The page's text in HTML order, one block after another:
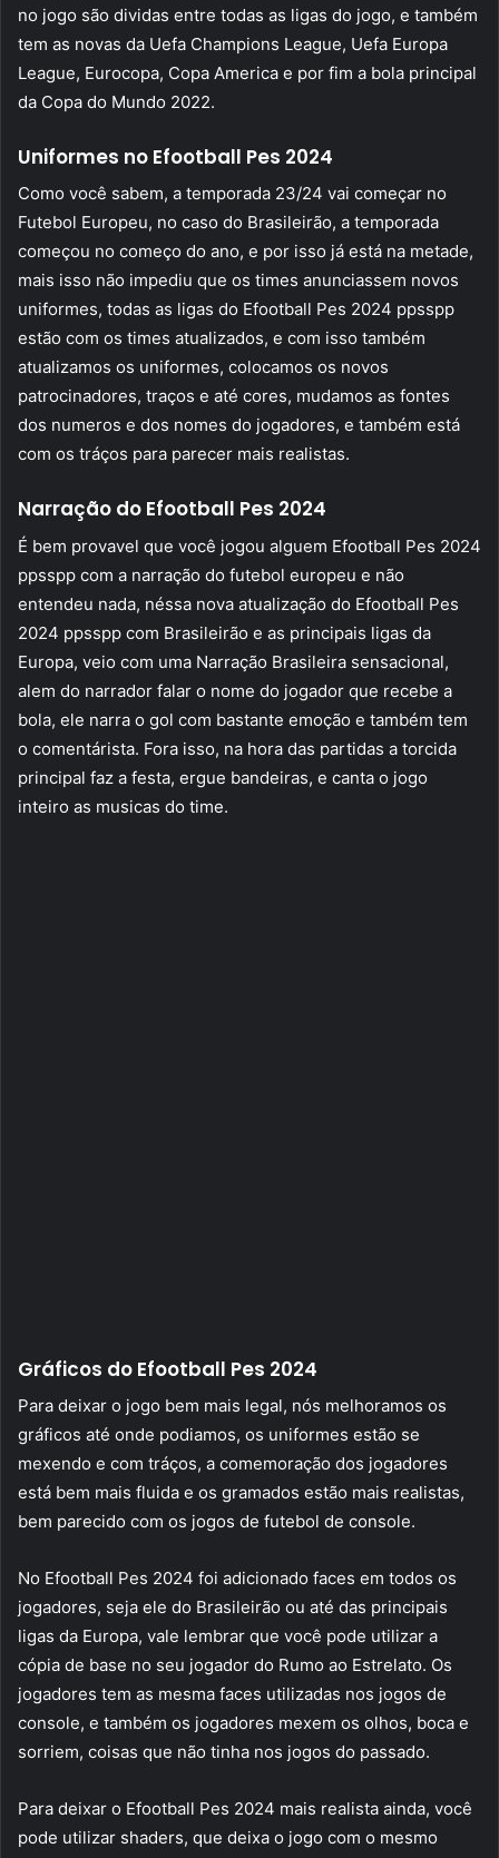
no jogo são dividas entre todas as ligas do jogo, e também
tem as novas da Uefa Champions League, Uefa Europa
League, Eurocopa, Copa America e por fim a bola principal
da Copa do Mundo 2022.
Uniformes no Efootball Pes 2024
Como você sabem, a temporada 23/24 vai começar no
Futebol Europeu, no caso do Brasileirão, a temporada
começou no começo do ano, e por isso já está na metade,
mais isso não impediu que os times anunciassem novos
uniformes, todas as ligas do Efootball Pes 2024 ppsspp
estão com os times atualizados, e com isso também
atualizamos os uniformes, colocamos os novos
patrocinadores, traços e até cores, mudamos as fontes
dos numeros e dos nomes do jogadores, e também está
com os tráços para parecer mais realistas.
Narração do Efootball Pes 2024
É bem provavel que você jogou alguem Efootball Pes 2024
ppsspp com a narração do futebol europeu e não
entendeu nada, néssa nova atualização do Efootball Pes
2024 ppsspp com Brasileirão e as principais ligas da
Europa, veio com uma Narração Brasileira sensacional,
alem do narrador falar o nome do jogador que recebe a
bola, ele narra o gol com bastante emoção e também tem
o comentárista. Fora isso, na hora das partidas a torcida
principal faz a festa, ergue bandeiras, e canta o jogo
inteiro as musicas do time.
Gráficos do Efootball Pes 2024
Para deixar o jogo bem mais legal, nós melhoramos os
gráficos até onde podiamos, os uniformes estão se
mexendo e com tráços, a comemoração dos jogadores
está bem mais fluida e os gramados estão mais realistas,
bem parecido com os jogos de futebol de console.
No Efootball Pes 2024 foi adicionado faces em todos os
jogadores, seja ele do Brasileirão ou até das principais
ligas da Europa, vale lembrar que você pode utilizar a
cópia de base no seu jogador do Rumo ao Estrelato. Os
jogadores tem as mesma faces utilizadas nos jogos de
console, e também os jogadores mexem os olhos, boca e
sorriem, coisas que não tinha nos jogos do passado.
Para deixar o Efootball Pes 2024 mais realista ainda, você
pode utilizar shaders, que deixa o jogo com o mesmo